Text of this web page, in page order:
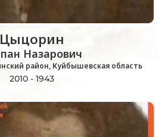
Цыцорин
Назарович
район, Куйбышевская область
2010 - 1943